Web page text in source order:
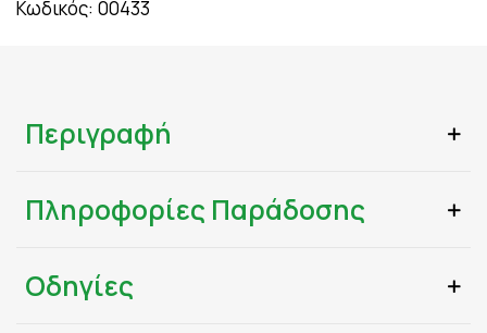
Κωδικός: 00433
Περιγραφή
Πληροφορίες Παράδοσης
Οδηγίες